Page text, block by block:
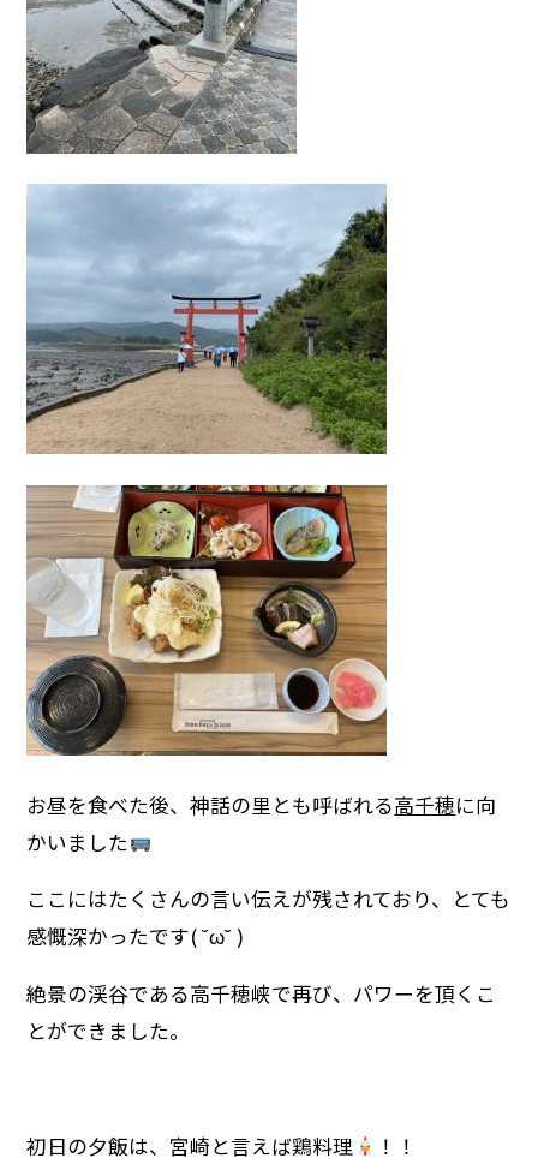
お昼を食べた後、神話の里とも呼ばれる高千穂に向
かいました
ここにはたくさんの言い伝えが残されており、とても
感慨深かったです( ˘ω˘ )
絶景の渓谷である高千穂峡で再び、パワーを頂くこ
とができました。
初日の夕飯は、宮崎と言えば鶏料理 ！！